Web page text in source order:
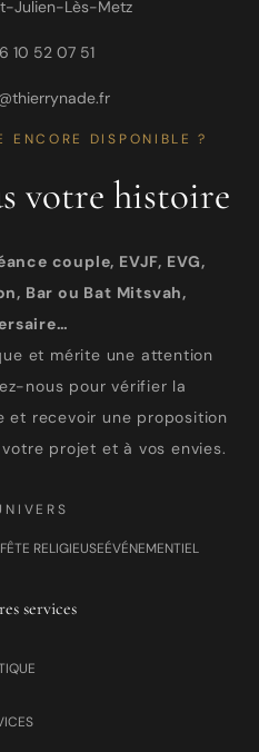
Julien-Lès-Metz
10 52 07 51
ENCORE DISPONIBLE ?
votre histoire
couple, EVJF, EVG,
Bar ou Bat Mitsvah,
et mérite une attention
nous pour vérifier la
recevoir une proposition
projet et à vos envies.
FÊTE RELIGIEUSEÉVÉNEMENTIEL
services